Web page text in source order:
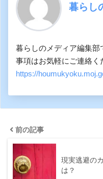
暮らし
暮らしのメディア編集
事項はお気軽にご連絡
https://
前の記事
現実逃避の
は？